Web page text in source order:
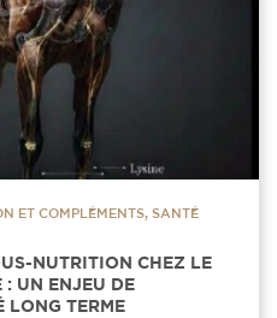
ET COMPLÉMENTS, SANTÉ
NUTRITION CHEZ LE
: UN ENJEU DE
LONG TERME